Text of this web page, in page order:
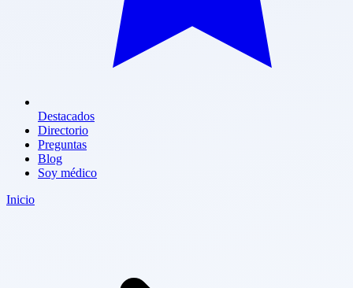
Destacados
Directorio
Preguntas
Blog
Soy médico
Inicio